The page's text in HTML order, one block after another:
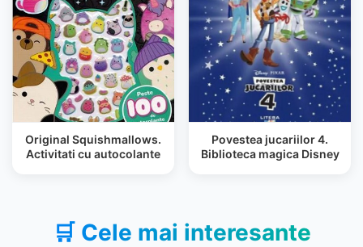
Original Squishmallows.
Activitati cu autocolante
Povestea jucariilor 4.
Biblioteca magica Disney
🛒 Cele mai interesante